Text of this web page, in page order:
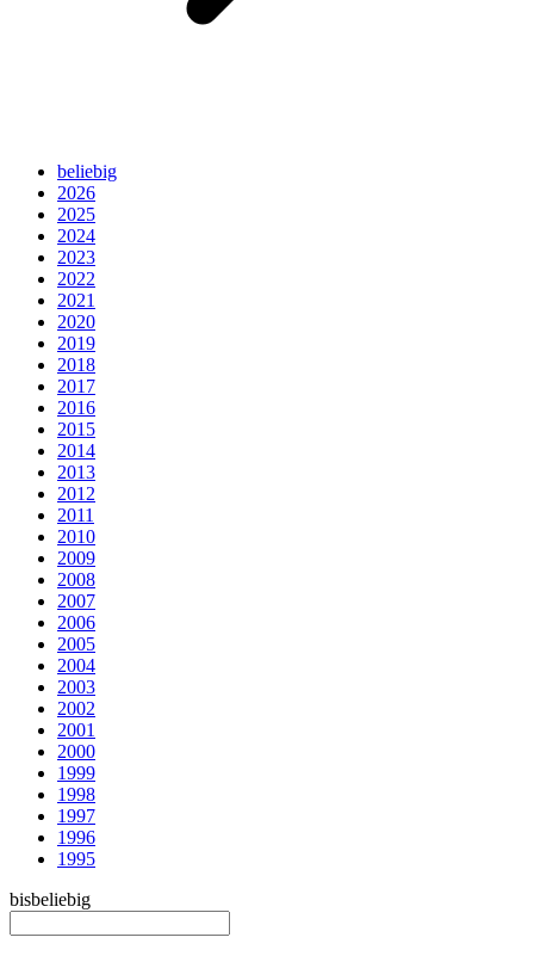
beliebig
2026
2025
2024
2023
2022
2021
2020
2019
2018
2017
2016
2015
2014
2013
2012
2011
2010
2009
2008
2007
2006
2005
2004
2003
2002
2001
2000
1999
1998
1997
1996
1995
bisbeliebig